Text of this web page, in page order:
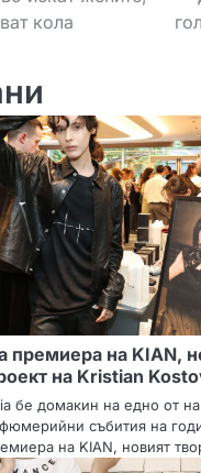
кола
премиера на KIAN,
на Kristian
бе домакин на едно от
събития на
на KIAN, новият